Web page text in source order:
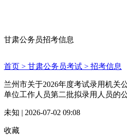
甘肃公务员招考信息
首页 > 甘肃公务员考试 > 招考信息
兰州市关于2026年度考试录用机关
单位工作人员第二批拟录用人员的
未知 | 2026-07-02 09:08
收藏